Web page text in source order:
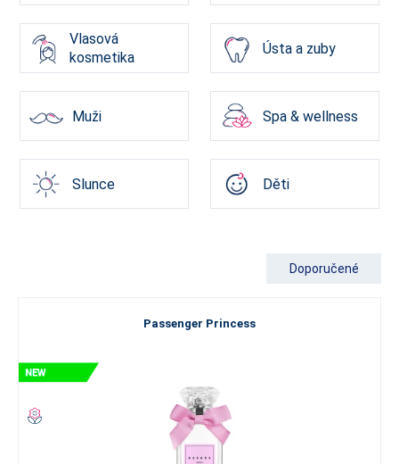
Vlasová
kosmetika
Ústa a zuby
Muži Spa & wellness
Slunce Děti
Doporučené
Passenger Princess